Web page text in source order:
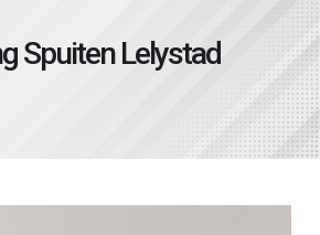
Spuiten Lelystad